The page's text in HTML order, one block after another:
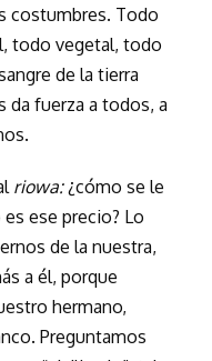
costumbres. Todo
todo vegetal, todo
de la tierra
da fuerza a todos, a
riowa:¿cómo se le
ese precio? Lo
de la nuestra,
a él, porque
hermano,
Preguntamos